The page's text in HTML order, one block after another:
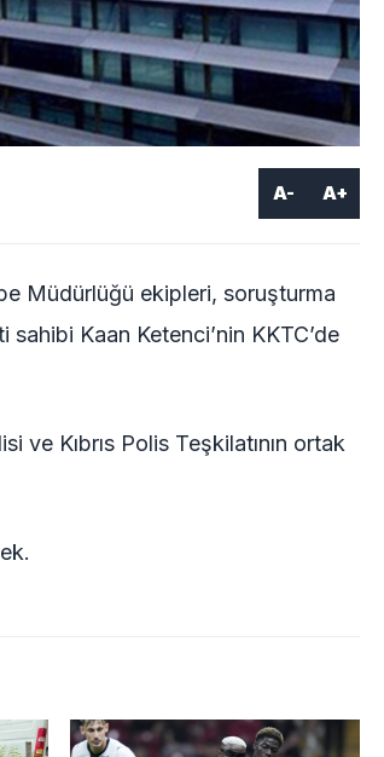
A- A+
Müdürlüğü ekipleri, soruşturma
sahibi Kaan Ketenci’nin KKTC’de
ve Kıbrıs Polis Teşkilatının ortak